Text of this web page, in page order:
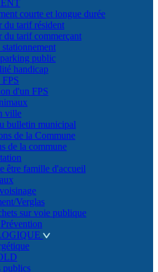
courte et longue durée
du tarif résident
du tarif commerçant
stationnement
public
handicap
FPS
d'un FPS
ville
bulletin municipal
de la Commune
de la commune
être famille d'accueil
Verglas
sur voie publique
publics